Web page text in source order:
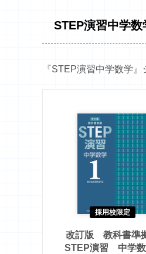
STEP演習中学数
『STEP演習中学数学
採用校限定
改訂版 教科書準
STEP演習 中学